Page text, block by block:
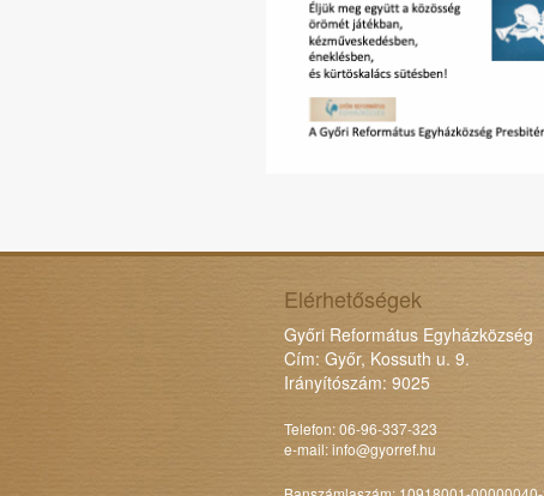
Elérhetőségek
Győri Református Egyházközség
Cím: Győr, Kossuth u. 9.
Irányítószám: 9025
Telefon: 06-96-337-323
e-mail:info@gyorref.hu